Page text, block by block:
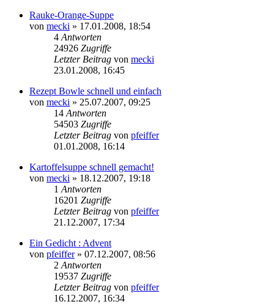
Rauke-Orange-Suppe
von mecki » 17.01.2008, 18:54
4 Antworten
24926 Zugriffe
Letzter Beitrag von mecki
23.01.2008, 16:45
Rezept Bowle schnell und einfach
von mecki » 25.07.2007, 09:25
14 Antworten
54503 Zugriffe
Letzter Beitrag von pfeiffer
01.01.2008, 16:14
Kartoffelsuppe schnell gemacht!
von mecki » 18.12.2007, 19:18
1 Antworten
16201 Zugriffe
Letzter Beitrag von pfeiffer
21.12.2007, 17:34
Ein Gedicht : Advent
von pfeiffer» 07.12.2007, 08:56
2 Antworten
19537 Zugriffe
Letzter Beitrag von pfeiffer
16.12.2007, 16:34